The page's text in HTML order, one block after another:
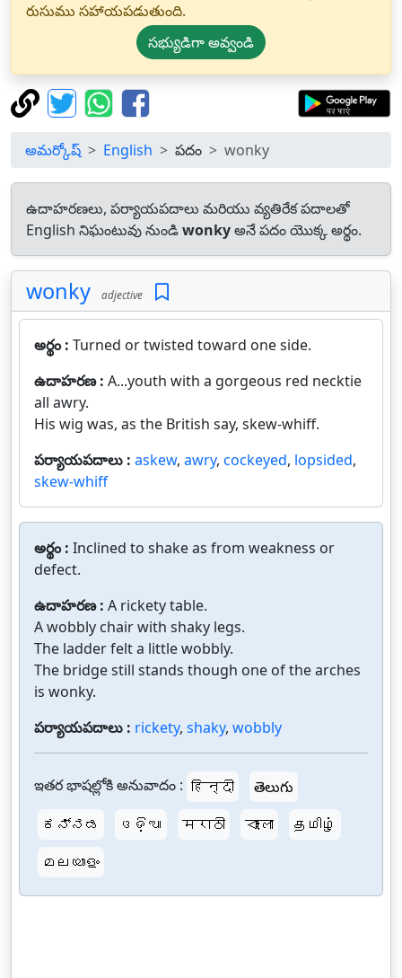
రుసుము సహాయపడుతుంది.
సభ్యుడిగా అవ్వండి
అమర్కోష్ English పదం wonky
ఉదాహరణలు, పర్యాయపదాలు మరియు వ్యతిరేక పదాలతో
English నిఘంటువు నుండిwonkyఅనే పదం యొక్క అర్థం.
wonky adjective
అర్థం : Turned or twisted toward one side.
ఉదాహరణ : A...youth with a gorgeous red necktie
all awry.
His wig was, as the British say, skew-whiff.
పర్యాయపదాలు : askew, awry, cockeyed, lopsided,
skew-whiff
అర్థం : Inclined to shake as from weakness or
defect.
ఉదాహరణ : A rickety table.
A wobbly chair with shaky legs.
The ladder felt a little wobbly.
The bridge still stands though one of the arches
is wonky.
పర్యాయపదాలు : rickety, shaky, wobbly
ఇతర భాషల్లోకి అనువాదం : हिन्दी
తెలుగు
ಕನ್ನಡ
ଓଡ଼ିଆ मराठी বাংলা
தமிழ்
മലയാളം